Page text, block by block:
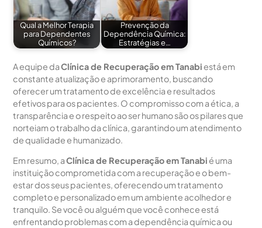
Qual a Melhor Terapia
para Dependentes
Químicos?
Prevenção da
Dependência Química:
Estratégias e…
A equipe daClínica de Recuperação em Tanabi está em
constante atualização e aprimoramento, buscando
oferecer um tratamento de excelência e resultados
efetivos para os pacientes. O compromisso com a ética, a
transparência e o respeito ao ser humano são os pilares que
norteiam o trabalho da clínica, garantindo um atendimento
de qualidade e humanizado.
Em resumo, aClínica de Recuperação em Tanabi é uma
instituição comprometida com a recuperação e o bem-
estar dos seus pacientes, oferecendo um tratamento
completo e personalizado em um ambiente acolhedor e
tranquilo. Se você ou alguém que você conhece está
enfrentando problemas com a dependência química ou